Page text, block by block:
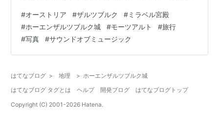
ているとのこと。朝食をいただいてホテル内をぶらつ
く。 朝 食 ホテルの廊下の、絵画 同 上 ＊ザルツブルク：
「塩の城」という意味の名をもつこの町は、周囲の岩塩
鉱から産出される塩の取引で繁栄を続けてきた。798年
国家の…
#オーストリア #ザルツブルク #ミラベル宮殿
#ホーエンザルツブルク城 #モーツアルト #旅行
#写真 #サウンドオブミュージック
はてなブログ > 地理 > ホーエンザルツブルク城
はてなブログ タグとは
ヘルプ 開発ブログ
はてなブログトップ
Copyright (C) 2001-2026 Hatena.